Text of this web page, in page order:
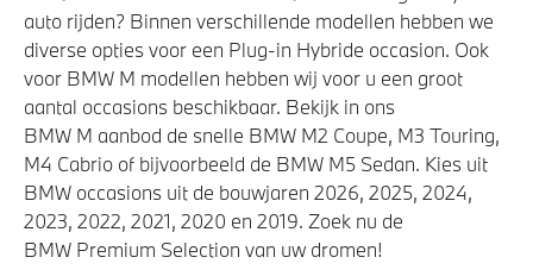
auto rijden? Binnen verschillende modellen hebben we
diverse opties voor een Plug-in Hybride occasion. Ook
voor BMW M modellen hebben wij voor u een groot
aantal occasions beschikbaar. Bekijk in ons
BMW M aanbod de snelle BMW M2 Coupe, M3 Touring,
M4 Cabrio of bijvoorbeeld de BMW M5 Sedan. Kies uit
BMW occasions uit de bouwjaren 2026, 2025, 2024,
2023, 2022, 2021, 2020 en 2019. Zoek nu de
BMW Premium Selection van uw dromen!